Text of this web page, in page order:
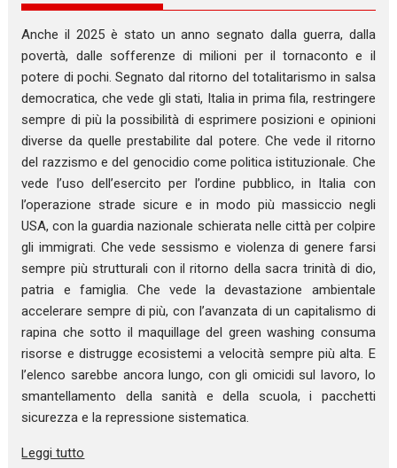
Anche il 2025 è stato un anno segnato dalla guerra, dalla
povertà, dalle sofferenze di milioni per il tornaconto e il
potere di pochi. Segnato dal ritorno del totalitarismo in salsa
democratica, che vede gli stati, Italia in prima fila, restringere
sempre di più la possibilità di esprimere posizioni e opinioni
diverse da quelle prestabilite dal potere. Che vede il ritorno
del razzismo e del genocidio come politica istituzionale. Che
vede l’uso dell’esercito per l’ordine pubblico, in Italia con
l’operazione strade sicure e in modo più massiccio negli
USA, con la guardia nazionale schierata nelle città per colpire
gli immigrati. Che vede sessismo e violenza di genere farsi
sempre più strutturali con il ritorno della sacra trinità di dio,
patria e famiglia. Che vede la devastazione ambientale
accelerare sempre di più, con l’avanzata di un capitalismo di
rapina che sotto il maquillage del green washing consuma
risorse e distrugge ecosistemi a velocità sempre più alta. E
l’elenco sarebbe ancora lungo, con gli omicidi sul lavoro, lo
smantellamento della sanità e della scuola, i pacchetti
sicurezza e la repressione sistematica.
Leggi tutto